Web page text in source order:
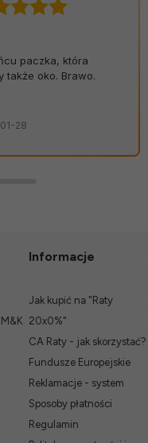
paczka, która
także oko. Brawo.
28
Informacje
Jak kupić na "Raty
20x0%"
CA Raty - jak skorzystać?
Fundusze Europejskie
Reklamacje - system
Sposoby płatności
Regulamin